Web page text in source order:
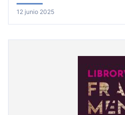
12 junio 2025